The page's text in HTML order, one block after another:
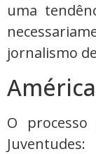
uma
jornalismo
O